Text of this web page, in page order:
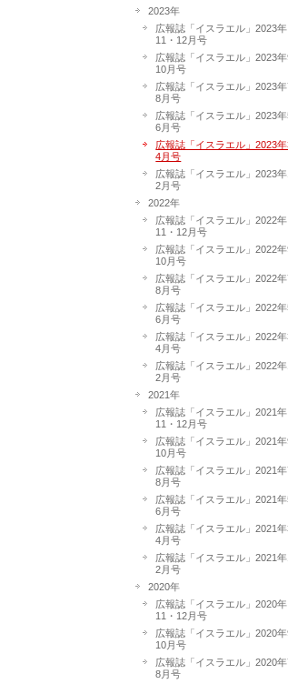
2023年
広報誌「イスラエル」2023年
11・12月号
広報誌「イスラエル」2023年
10月号
広報誌「イスラエル」2023年
8月号
広報誌「イスラエル」2023年
6月号
広報誌「イスラエル」2023年
4月号
広報誌「イスラエル」2023年
2月号
2022年
広報誌「イスラエル」2022年
11・12月号
広報誌「イスラエル」2022年
10月号
広報誌「イスラエル」2022年
8月号
広報誌「イスラエル」2022年
6月号
広報誌「イスラエル」2022年
4月号
広報誌「イスラエル」2022年
2月号
2021年
広報誌「イスラエル」2021年
11・12月号
広報誌「イスラエル」2021年
10月号
広報誌「イスラエル」2021年
8月号
広報誌「イスラエル」2021年
6月号
広報誌「イスラエル」2021年
4月号
広報誌「イスラエル」2021年
2月号
2020年
広報誌「イスラエル」2020年
11・12月号
広報誌「イスラエル」2020年
10月号
広報誌「イスラエル」2020年
8月号